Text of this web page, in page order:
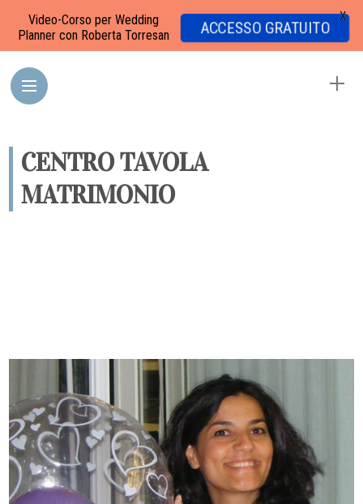
CENTRO TAVOLA
MATRIMONIO
Video-Corso per Wedding
Planner con Roberta Torresan
ACCESSO GRATUITO
X